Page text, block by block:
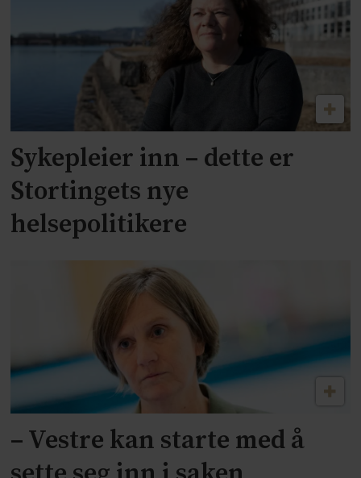
Sykepleier inn – dette er
Stortingets nye
helsepolitikere
– Vestre kan starte med å